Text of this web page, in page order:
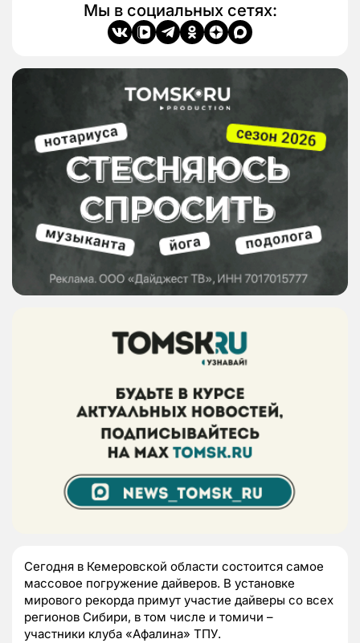
Мы в социальных сетях:
Сегодня в Кемеровской области состоится самое
массовое погружение дайверов. В установке
мирового рекорда примут участие дайверы со всех
регионов Сибири, в том числе и томичи –
участники клуба «Афалина» ТПУ.